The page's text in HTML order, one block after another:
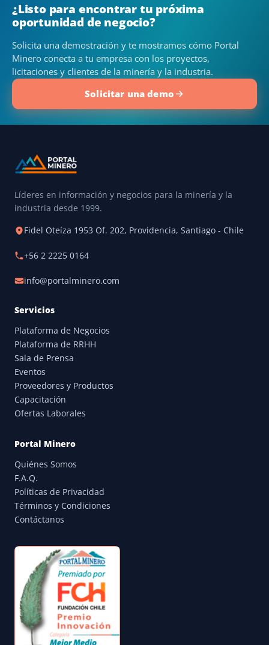
¿Listo para encontrar tu próxima
oportunidad de negocio?
Solicita una demostración y te mostramos cómo Portal
Minero conecta a tu empresa con los proyectos,
licitaciones y clientes de la minería y la industria.
Solicitar una demo
Líderes en información y negocios para la minería y la
industria desde 1999.
Fidel Oteíza 1953 Of. 202, Providencia, Santiago - Chile
+56 2 2225 0164
info@portalminero.com
Servicios
Plataforma de Negocios
Plataforma de RRHH
Sala de Prensa
Eventos
Proveedores y Productos
Capacitación
Ofertas Laborales
Portal Minero
Quiénes Somos
F.A.Q.
Políticas de Privacidad
Términos y Condiciones
Contáctanos